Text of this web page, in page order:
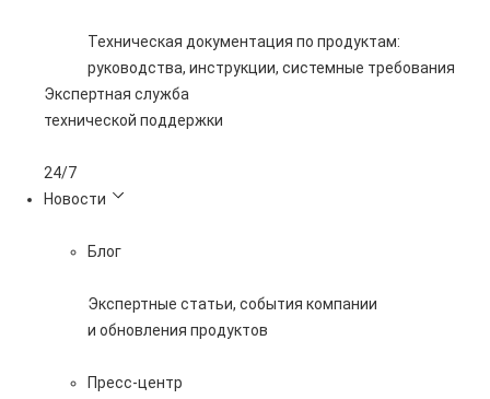
Техническая документация по продуктам:
руководства, инструкции, системные требования
Экспертная служба
технической поддержки
24/7
Новости
Блог
Экспертные статьи, события компании
и обновления продуктов
Пресс-центр